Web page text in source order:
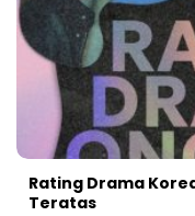
Rating Drama
Teratas